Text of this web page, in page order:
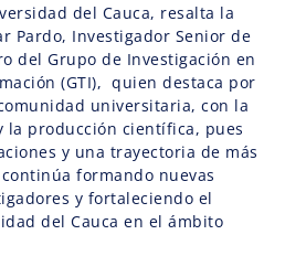
del Cauca, resalta la
Pardo, Investigador Senior de
del Grupo de Investigación en
(GTI), quien destaca por
universitaria, con la
la producción científica, pues
y una trayectoria de más
formando nuevas
y fortaleciendo el
del Cauca en el ámbito